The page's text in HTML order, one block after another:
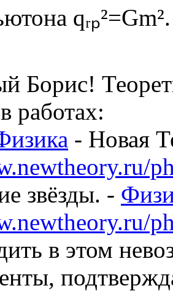
qᵣₚ²=Gm².
Борис!
работах:
- Новая
звёзды. -
в этом